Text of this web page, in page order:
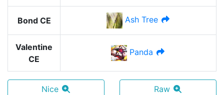
Bond CE Ash Tree
Valentine
CE
Panda
Nice Raw